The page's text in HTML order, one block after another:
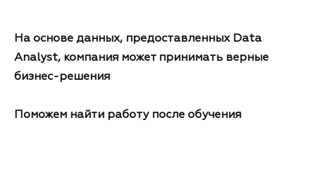
На основе данных, предоставленных Data
Analyst, компания может принимать верные
бизнес-решения
Поможем найти работу после обучения